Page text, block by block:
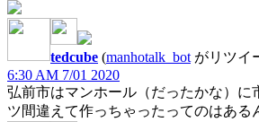
tedcube (manhotalk_bot がリツイ
6:30 AM 7/01 2020
弘前市はマンホール（だったかな）に
ツ間違えて作っちゃったってのはある